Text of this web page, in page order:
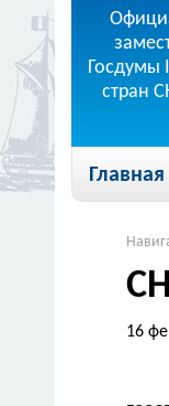
Госдумы
стран
Главная
16